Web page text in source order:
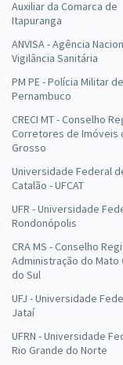
Auxiliar da Comarca de
Itapuranga
ANVISA - Agência
Vigilância Sanitária
PM PE - Polícia Militar de
Pernambuco
CRECI MT - Conselho
Corretores de Imóveis
Grosso
Universidade Federal
Catalão - UFCAT
UFR - Universidade
Rondonópolis
CRA MS - Conselho
Administração do Mato
do Sul
UFJ - Universidade
Jataí
UFRN - Universidade
Rio Grande do Norte